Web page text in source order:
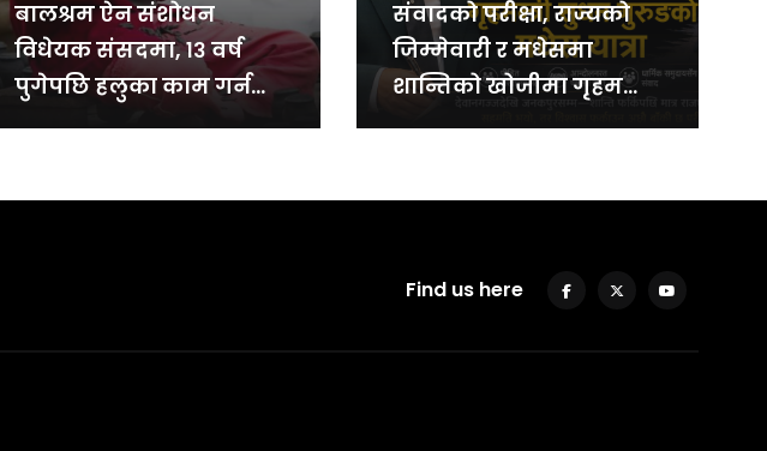
बालश्रम ऐन संशोधन
विधेयक संसदमा, १३ वर्ष
पुगेपछि हलुका काम गर्न
पाउने प्रस्ताव
संवादको परीक्षा, राज्यको
जिम्मेवारी र मधेसमा
शान्तिको खोजीमा गृहमन्त्री
सुधन गुरुङको चार दिन
Find us here